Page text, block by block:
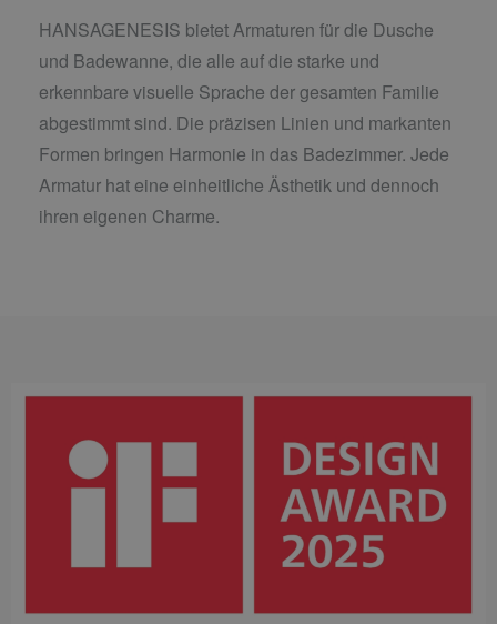
HANSAGENESIS bietet Armaturen für die Dusche
und Badewanne, die alle auf die starke und
erkennbare visuelle Sprache der gesamten Familie
abgestimmt sind. Die präzisen Linien und markanten
Formen bringen Harmonie in das Badezimmer. Jede
Armatur hat eine einheitliche Ästhetik und dennoch
ihren eigenen Charme.